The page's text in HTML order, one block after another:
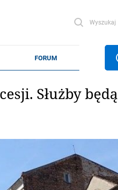
Wyszukaj
Służby będą